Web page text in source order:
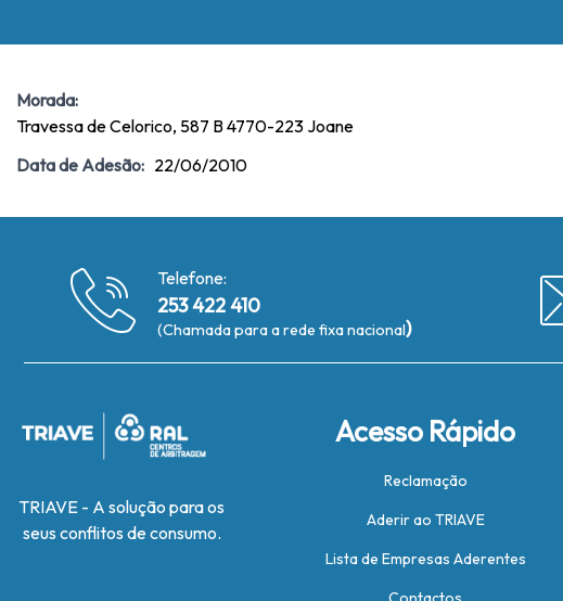
Morada:
Travessa de Celorico, 587 B 4770-223 Joane
Data de Adesão: 22/06/2010
Telefone:
253 422 410
(Chamada para a rede fixa nacional)
TRIAVE - A solução para os
seus conflitos de consumo.
Acesso Rápido
Reclamação
Aderir ao TRIAVE
Lista de Empresas Aderentes